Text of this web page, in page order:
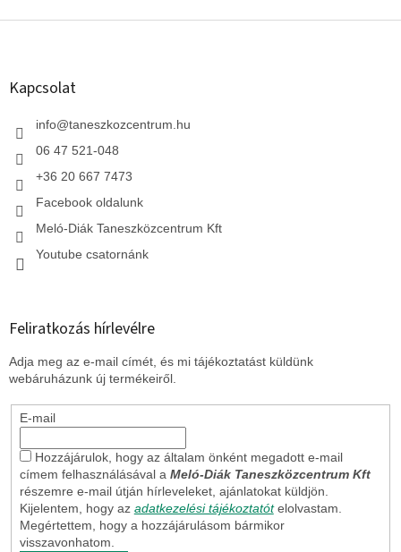
L
Kapcsolat
info@taneszkozcentrum.hu
06 47 521-048
+36 20 667 7473
Facebook oldalunk
Meló-Diák Taneszközcentrum Kft
Youtube csatornánk
Feliratkozás hírlevélre
Adja meg az e-mail címét, és mi tájékoztatást küldünk
webáruházunk új termékeiről.
E-mail
Hozzájárulok, hogy az általam önként megadott e-mail
címem felhasználásával a Meló-Diák Taneszközcentrum Kft
részemre e-mail útján hírleveleket, ajánlatokat küldjön.
Kijelentem, hogy az adatkezelési tájékoztatót elolvastam.
Megértettem, hogy a hozzájárulásom bármikor
visszavonhatom.